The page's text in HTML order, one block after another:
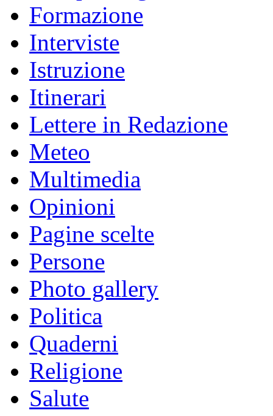
Formazione
Interviste
Istruzione
Itinerari
Lettere in Redazione
Meteo
Multimedia
Opinioni
Pagine scelte
Persone
Photo gallery
Politica
Quaderni
Religione
Salute